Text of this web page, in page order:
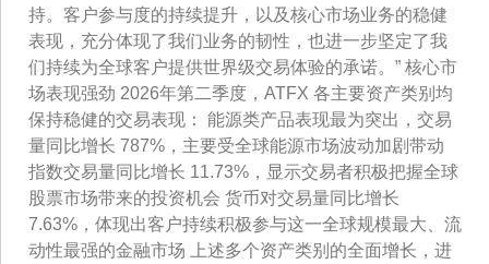
持。客户参与度的持续提升，以及核心市场业务的稳健
表现，充分体现了我们业务的韧性，也进一步坚定了我
们持续为全球客户提供世界级交易体验的承诺。” 核心市
场表现强劲 2026年第二季度，ATFX 各主要资产类别均
保持稳健的交易表现： 能源类产品表现最为突出，交易
量同比增长 787%，主要受全球能源市场波动加剧带动
指数交易量同比增长 11.73%，显示交易者积极把握全球
股票市场带来的投资机会 货币对交易量同比增长
7.63%，体现出客户持续积极参与这一全球规模最大、流
动性最强的金融市场 上述多个资产类别的全面增长，进